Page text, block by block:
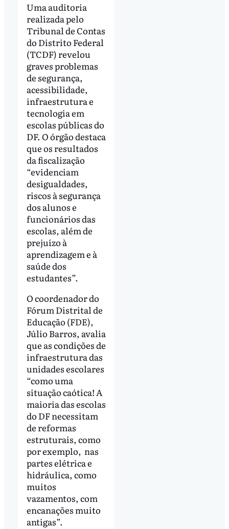
Uma auditoria
realizada pelo
Tribunal de Contas
do Distrito Federal
(TCDF) revelou
graves problemas
de segurança,
acessibilidade,
infraestrutura e
tecnologia em
escolas públicas do
DF. O órgão destaca
que os resultados
da fiscalização
“evidenciam
desigualdades,
riscos à segurança
dos alunos e
funcionários das
escolas, além de
prejuízo à
aprendizagem e à
saúde dos
estudantes”.
O coordenador do
Fórum Distrital de
Educação (FDE),
Júlio Barros, avalia
que as condições de
infraestrutura das
unidades escolares
“como uma
situação caótica! A
maioria das escolas
do DF necessitam
de reformas
estruturais, como
por exemplo, nas
partes elétrica e
hidráulica, como
muitos
vazamentos, com
encanações muito
antigas”.